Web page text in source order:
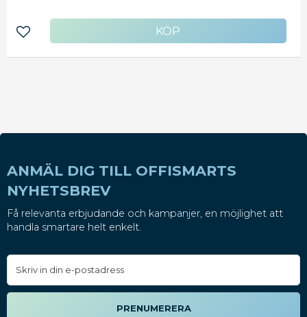
Lägg till i favoriter
ANMÄL DIG TILL OFFISMARTS
NYHETSBREV
Få relevanta erbjudande och kampanjer, en möjlighet att
handla smartare helt enkelt.
PRENUMERERA